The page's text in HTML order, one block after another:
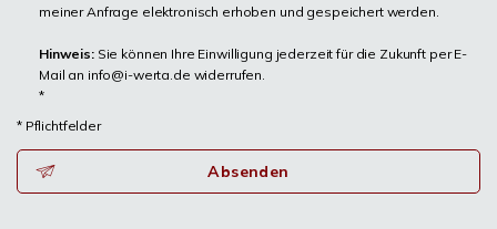
meiner Anfrage elektronisch erhoben und gespeichert werden.
Hinweis: Sie können Ihre Einwilligung jederzeit für die Zukunft per E-
Mail an info@i-werta.de widerrufen.
*
* Pflichtfelder
Absenden